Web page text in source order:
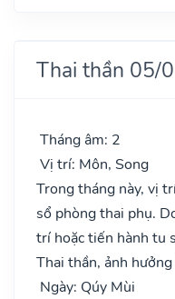
Thai thần 05/
Tháng âm: 2
Vị trí: Môn, Song
Trong tháng này, vị
sổ phòng thai phụ.
trí hoặc tiến hành tu
Thai thần, ảnh
Ngày: Qúy Mùi